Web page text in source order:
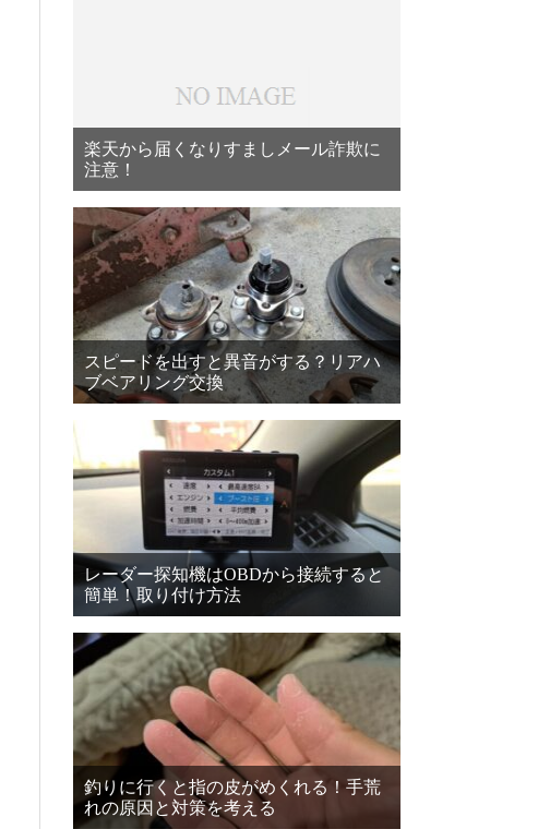
楽天から届くなりすましメール詐欺に
注意！
スピードを出すと異音がする？リアハ
ブベアリング交換
レーダー探知機はOBDから接続すると
簡単！取り付け方法
釣りに行くと指の皮がめくれる！手荒
れの原因と対策を考える